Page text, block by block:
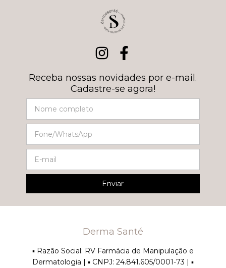
Receba nossas novidades por e-mail.
Cadastre-se agora!
Derma Santé
▪︎ Razão Social: RV Farmácia de Manipulação e
Dermatologia | ▪︎ CNPJ: 24.841.605/0001-73 | ▪︎